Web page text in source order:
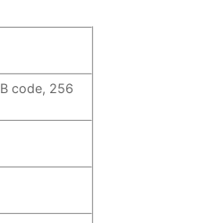
code, 256